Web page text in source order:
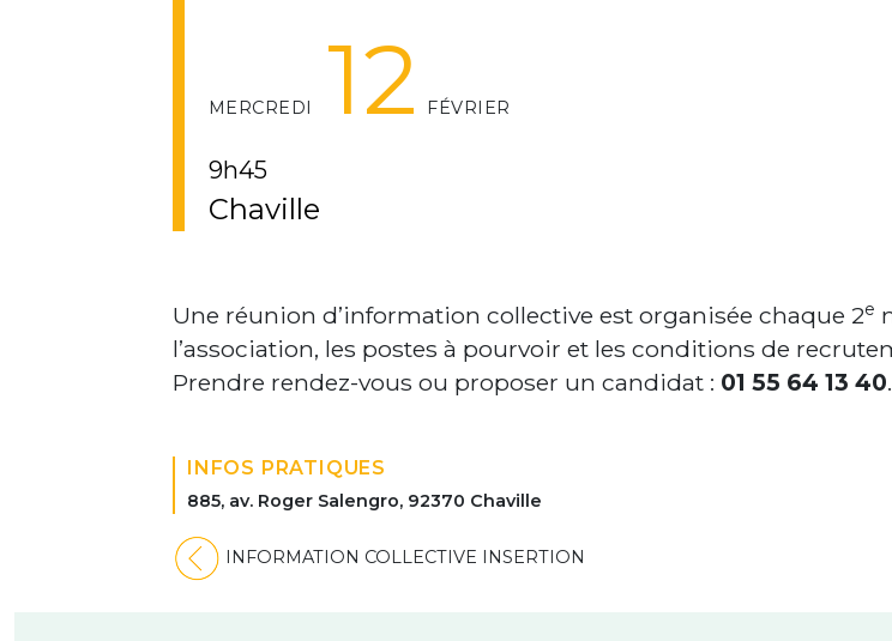
MERCREDI 12 FÉVRIER
9h45
Chaville
Une réunion d’information collective est organisée chaque 2e
l’association, les postes à pourvoir et les conditions de
Prendre rendez-vous ou proposer un candidat : 01 55 64 13 40.
INFOS PRATIQUES
885, av. Roger Salengro, 92370 Chaville
Navigation
INFORMATION COLLECTIVE INSERTION